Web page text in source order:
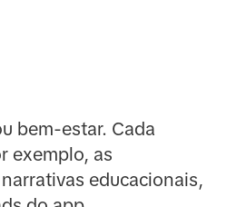
bem-estar. Cada
exemplo, as
educacionais,